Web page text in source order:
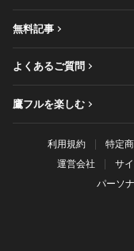
無料記事
よくあるご質問
鷹フルを楽しむ
利用規約 特定
運営会社
サ
パーソ